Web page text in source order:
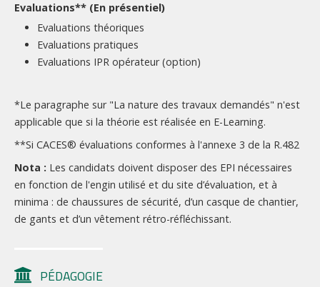
Evaluations** (En présentiel)
Evaluations théoriques
Evaluations pratiques
Evaluations IPR opérateur (option)
*Le paragraphe sur "La nature des travaux demandés" n'est
applicable que si la théorie est réalisée en E-Learning.
**Si CACES® évaluations conformes à l'annexe 3 de la R.482
Nota : Les candidats doivent disposer des EPI nécessaires
en fonction de l'engin utilisé et du site d’évaluation, et à
minima : de chaussures de sécurité, d’un casque de chantier,
de gants et d’un vêtement rétro-réfléchissant.
PÉDAGOGIE